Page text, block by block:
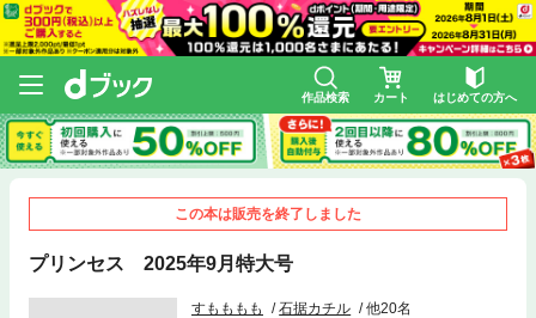
作品検索 カート はじめての方へ
この本は販売を終了しました
プリンセス 2025年9月特大号
すもももも 石据カチル 他20名